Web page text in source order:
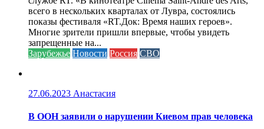
всего в нескольких кварталах от Лувра, состоялись
показы фестиваля «RT.Док: Время наших героев».
Многие зрители пришли впервые, чтобы увидеть
запрещенные на...
Зарубежье Новости Россия СВО
27.06.2023 Анастасия
В ООН заявили о нарушении Киевом прав человека